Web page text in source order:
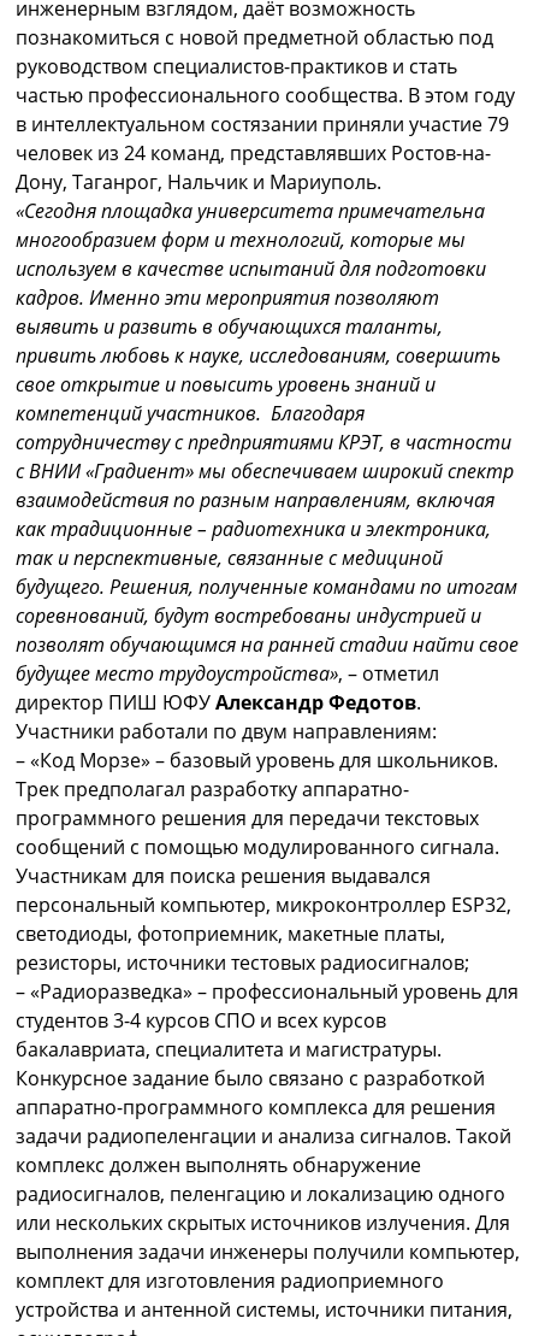
инженерным взглядом, даёт возможность
познакомиться с новой предметной областью под
руководством специалистов-практиков и стать
частью профессионального сообщества. В этом году
в интеллектуальном состязании приняли участие 79
человек из 24 команд, представлявших Ростов-на-
Дону, Таганрог, Нальчик и Мариуполь.
«Сегодня площадка университета примечательна
многообразием форм и технологий, которые мы
используем в качестве испытаний для подготовки
кадров. Именно эти мероприятия позволяют
выявить и развить в обучающихся таланты,
привить любовь к науке, исследованиям, совершить
свое открытие и повысить уровень знаний и
компетенций участников.Благодаря
сотрудничеству с предприятиями КРЭТ, в частности
с ВНИИ «Градиент» мы обеспечиваем широкий спектр
взаимодействия по разным направлениям, включая
как традиционные – радиотехника и электроника,
так и перспективные, связанные с медициной
будущего. Решения, полученные командами по итогам
соревнований, будут востребованы индустрией и
позволят обучающимся на ранней стадии найти свое
будущее место трудоустройства», – отметил
директор ПИШ ЮФУАлександр Федотов.
Участники работали по двум направлениям:
– «Код Морзе» – базовый уровень для школьников.
Трек предполагал разработку аппаратно-
программного решения для передачи текстовых
сообщений с помощью модулированного сигнала.
Участникам для поиска решения выдавался
персональный компьютер, микроконтроллер ESP32,
светодиоды, фотоприемник, макетные платы,
резисторы, источники тестовых радиосигналов;
– «Радиоразведка» – профессиональный уровень для
студентов 3-4 курсов СПО и всех курсов
бакалавриата, специалитета и магистратуры.
Конкурсное задание было связано с разработкой
аппаратно-программного комплекса для решения
задачи радиопеленгации и анализа сигналов. Такой
комплекс должен выполнять обнаружение
радиосигналов, пеленгацию и локализацию одного
или нескольких скрытых источников излучения. Для
выполнения задачи инженеры получили компьютер,
комплект для изготовления радиоприемного
устройства и антенной системы, источники питания,